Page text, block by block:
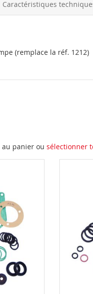
(remplace la réf. 1212)
Caractéristiques
au panier ou sélectionner